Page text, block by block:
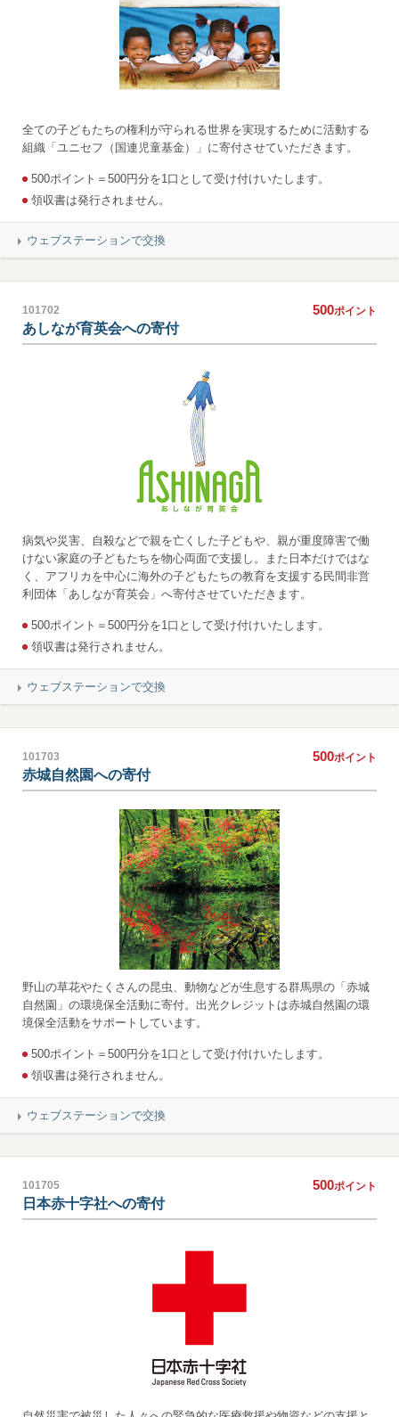
全ての子どもたちの権利が守られる世界を実現するために活動する
組織「ユニセフ（国連児童基金）」に寄付させていただきます。
500ポイント＝500円分を1口として受け付けいたします。
領収書は発行されません。
ウェブステーションで交換
101702 500ポイント
あしなが育英会への寄付
病気や災害、自殺などで親を亡くした子どもや、親が重度障害で働
けない家庭の子どもたちを物心両面で支援し。また日本だけではな
く、アフリカを中心に海外の子どもたちの教育を支援する民間非営
利団体「あしなが育英会」へ寄付させていただきます。
500ポイント＝500円分を1口として受け付けいたします。
領収書は発行されません。
ウェブステーションで交換
101703 500ポイント
赤城自然園への寄付
野山の草花やたくさんの昆虫、動物などが生息する群馬県の「赤城
自然園」の環境保全活動に寄付。出光クレジットは赤城自然園の環
境保全活動をサポートしています。
500ポイント＝500円分を1口として受け付けいたします。
領収書は発行されません。
ウェブステーションで交換
101705 500ポイント
日本赤十字社への寄付